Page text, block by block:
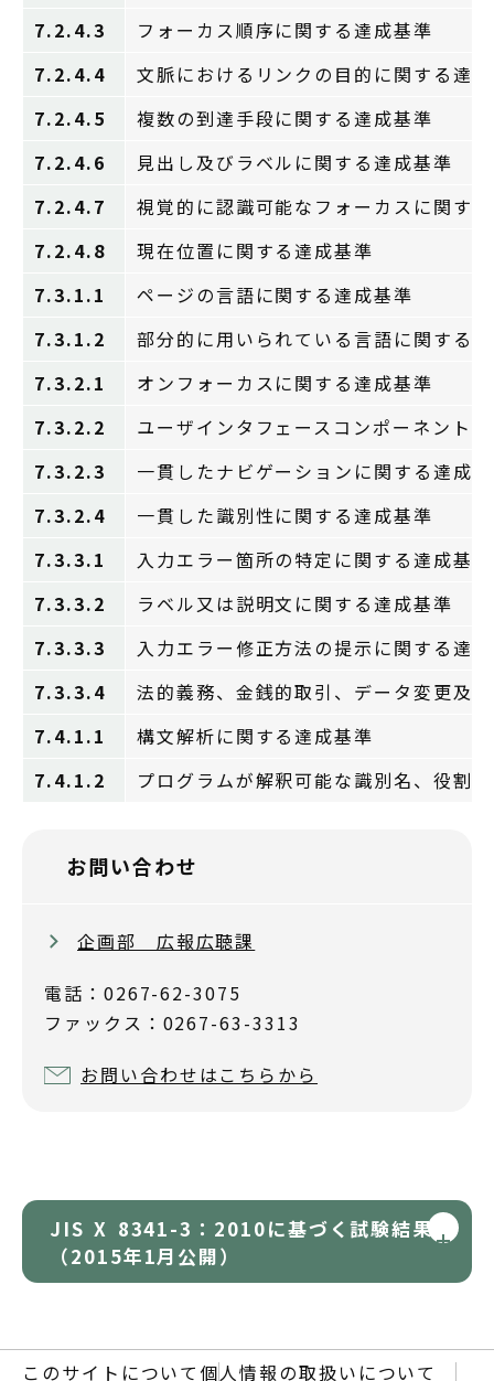
7.2.4.3
フォーカス順序に関する達成基準
7.2.4.4
文脈におけるリンクの目的に関する達
7.2.4.5
複数の到達手段に関する達成基準
7.2.4.6
見出し及びラベルに関する達成基準
7.2.4.7
視覚的に認識可能なフォーカスに関す
7.2.4.8
現在位置に関する達成基準
7.3.1.1
ページの言語に関する達成基準
7.3.1.2
部分的に用いられている言語に関する
7.3.2.1
オンフォーカスに関する達成基準
7.3.2.2
ユーザインタフェースコンポーネント
7.3.2.3
一貫したナビゲーションに関する達成
7.3.2.4
一貫した識別性に関する達成基準
7.3.3.1
入力エラー箇所の特定に関する達成基準
7.3.3.2
ラベル又は説明文に関する達成基準
7.3.3.3
入力エラー修正方法の提示に関する達
7.3.3.4
法的義務、金銭的取引、データ変更及
7.4.1.1
構文解析に関する達成基準
7.4.1.2
プログラムが解釈可能な識別名、役割
お問い合わせ
企画部 広報広聴課
電話：0267-62-3075
ファックス：0267-63-3313
お問い合わせはこちらから
JIS X 8341-3：2010に基づく試験結果
（2015年1月公開）
このサイトについて 個人情報の取扱いについて